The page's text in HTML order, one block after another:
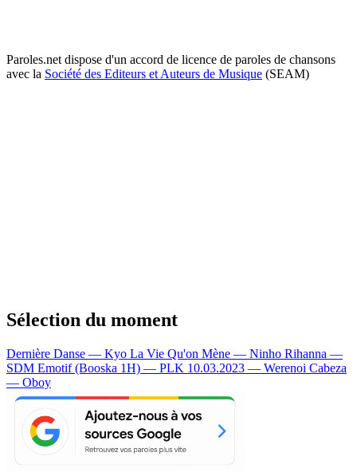
Paroles.net dispose d'un accord de licence de paroles de chansons
avec la Société des Editeurs et Auteurs de Musique (SEAM)
Sélection du moment
Dernière Danse — Kyo La Vie Qu'on Mène — Ninho Rihanna —
SDM Emotif (Booska 1H) — PLK 10.03.2023 — Werenoi Cabeza
— Oboy